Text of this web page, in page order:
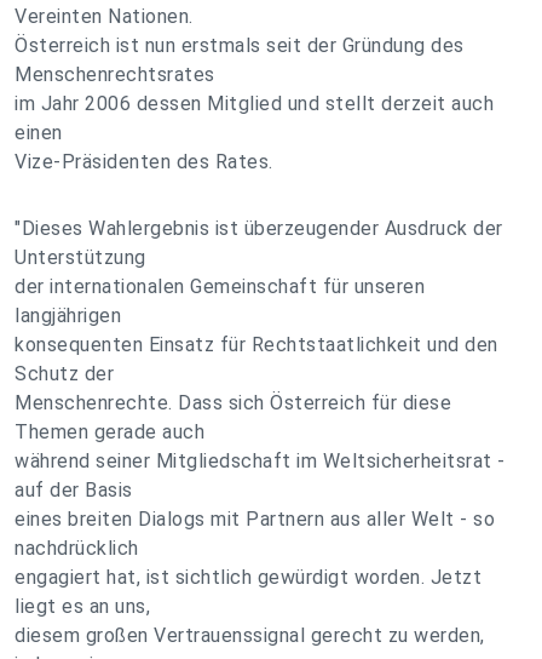
Vereinten Nationen.
Österreich ist nun erstmals seit der Gründung des
Menschenrechtsrates
im Jahr 2006 dessen Mitglied und stellt derzeit auch
einen
Vize-Präsidenten des Rates.
"Dieses Wahlergebnis ist überzeugender Ausdruck der
Unterstützung
der internationalen Gemeinschaft für unseren
langjährigen
konsequenten Einsatz für Rechtstaatlichkeit und den
Schutz der
Menschenrechte. Dass sich Österreich für diese
Themen gerade auch
während seiner Mitgliedschaft im Weltsicherheitsrat -
auf der Basis
eines breiten Dialogs mit Partnern aus aller Welt - so
nachdrücklich
engagiert hat, ist sichtlich gewürdigt worden. Jetzt
liegt es an uns,
diesem großen Vertrauenssignal gerecht zu werden,